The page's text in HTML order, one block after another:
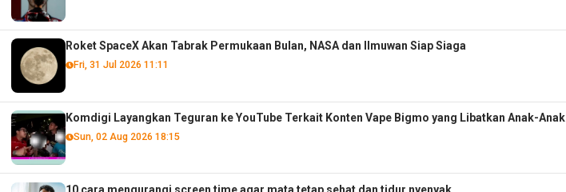
Roket SpaceX Akan Tabrak Permukaan Bulan, NASA dan Ilmuwan Siap Siaga
Fri, 31 Jul 2026 11:11
Komdigi Layangkan Teguran ke YouTube Terkait Konten Vape Bigmo yang Libatkan Anak-Anak
Sun, 02 Aug 2026 18:15